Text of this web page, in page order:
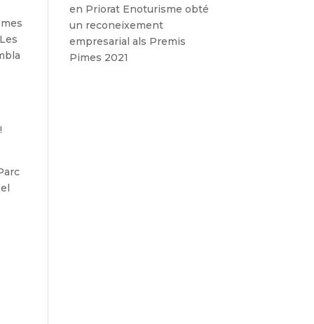
!
en Priorat Enoturisme obté
un reconeixement
empresarial als Premis
Pimes 2021